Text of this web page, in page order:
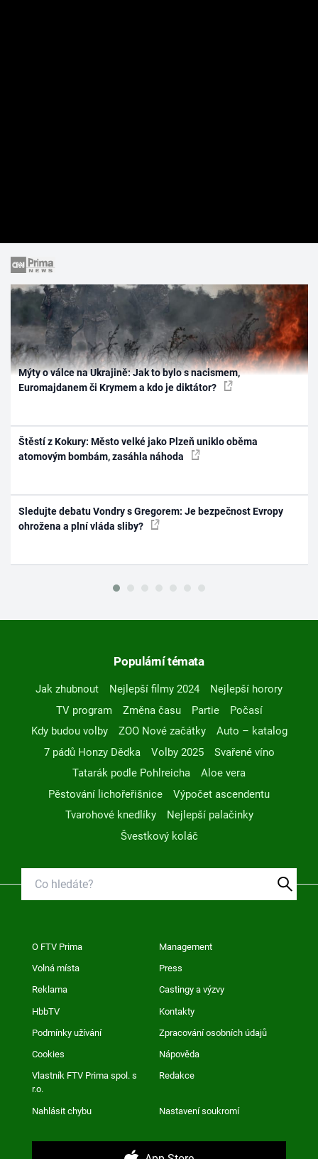
Mýty o válce na Ukrajině: Jak to bylo s nacismem,
Euromajdanem či Krymem a kdo je diktátor?
Štěstí z Kokury: Město velké jako Plzeň uniklo oběma
atomovým bombám, zasáhla náhoda
Sledujte debatu Vondry s Gregorem: Je bezpečnost Evropy
ohrožena a plní vláda sliby?
Populární témata
Jak zhubnout Nejlepší filmy 2024
Nejlepší horory
TV program
Změna času Partie
Počasí
Kdy budou volby
ZOO Nové začátky
Auto – katalog
7 pádů Honzy Dědka
Volby 2025
Svařené víno
Tatarák podle Pohlreicha
Aloe vera
Pěstování lichořeřišnice
Výpočet ascendentu
Tvarohové knedlíky
Nejlepší palačinky
Švestkový koláč
O FTV Prima Management
Volná místa Press
Reklama Castingy a výzvy
HbbTV Kontakty
Podmínky užívání Zpracování osobních údajů
Cookies Nápověda
Vlastník FTV Prima spol. s
r.o.
Redakce
Nahlásit chybu Nastavení soukromí